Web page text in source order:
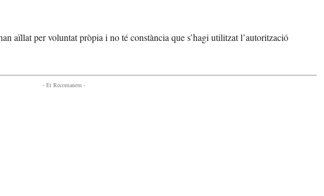
aïllat per voluntat pròpia i no té constància que s’hagi utilitzat l’autorització
- Et Recomanem -